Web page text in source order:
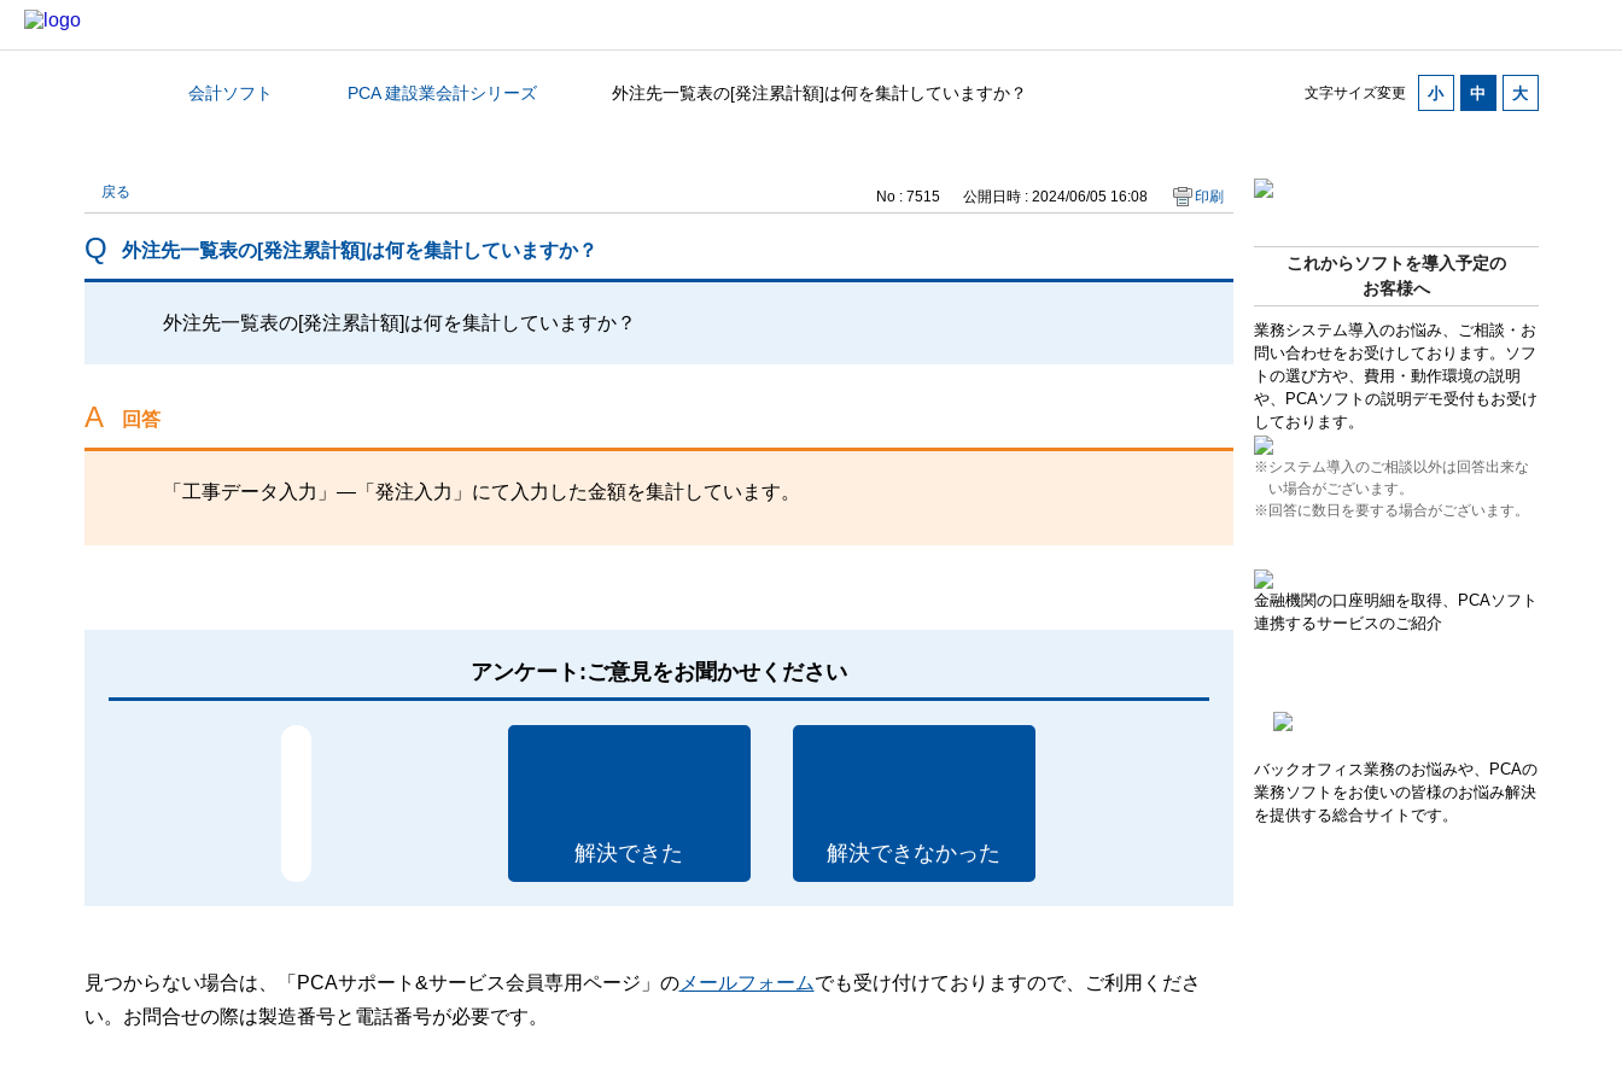
文字サイズ変更
カテゴリから探す
会計ソフト PCA 建設業会計シリーズ 外注先一覧表の[発注累計額]は何を集計していますか？
これからソフトを導入予定の
お客様へ
業務システム導入のお悩み、ご相談・お
問い合わせをお受けしております。ソフ
トの選び方や、費用・動作環境の説明
や、PCAソフトの説明デモ受付もお受け
しております。
※システム導入のご相談以外は回答出来な
い場合がございます。
※回答に数日を要する場合がございます。
金融機関の口座明細を取得、PCAソフト
連携するサービスのご紹介
バックオフィス業務のお悩みや、PCAの
業務ソフトをお使いの皆様のお悩み解決
を提供する総合サイトです。
戻る No : 7515 公開日時 : 2024/06/05 16:08 印刷
外注先一覧表の[発注累計額]は何を集計していますか？
外注先一覧表の[発注累計額]は何を集計していますか？
回答
「工事データ入力」―「発注入力」にて入力した金額を集計しています。
アンケート:ご意見をお聞かせください
解決できた 解決できなかった
見つからない場合は、「PCAサポート&サービス会員専用ページ」のメールフォームでも受け付けておりますので、ご利用くださ
い。お問合せの際は製造番号と電話番号が必要です。